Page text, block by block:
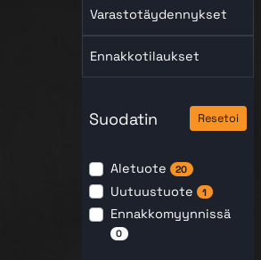
Varastotäydennykset
Ennakkotilaukset
Suodatin Resetoi
Aletuote 20
Uutuustuote 1
Ennakkomyynnissä
0